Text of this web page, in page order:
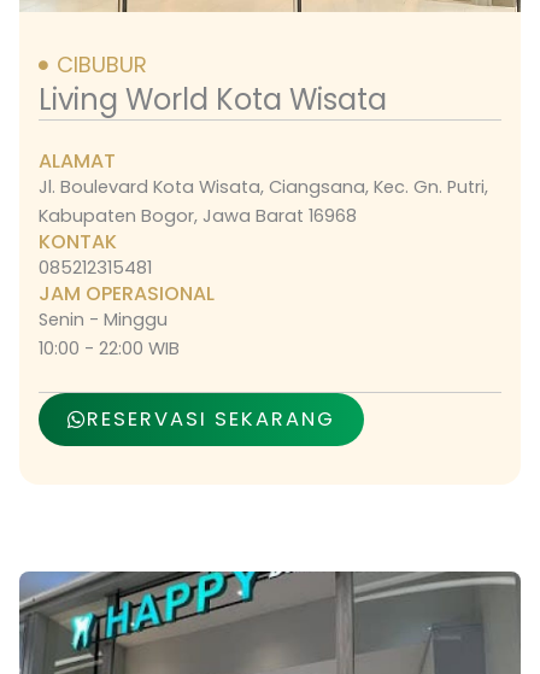
CIBUBUR
Living World Kota Wisata
ALAMAT
Jl. Boulevard Kota Wisata, Ciangsana, Kec. Gn. Putri,
Kabupaten Bogor, Jawa Barat 16968
KONTAK
085212315481
JAM OPERASIONAL
Senin - Minggu
10:00 - 22:00 WIB
RESERVASI SEKARANG